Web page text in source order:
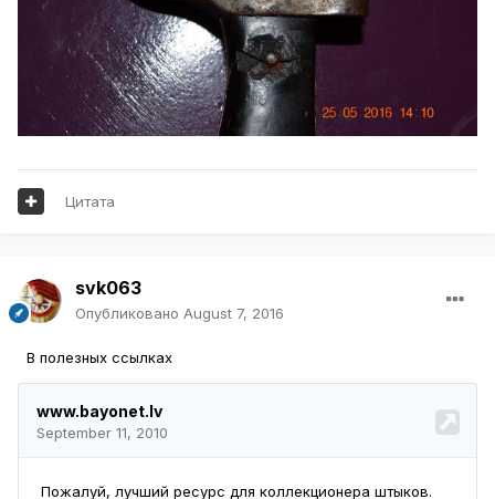
Цитата
svk063
Опубликовано August 7, 2016
В полезных ссылках